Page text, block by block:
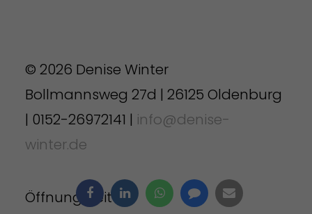
© 2026 Denise Winter
Bollmannsweg 27d | 26125 Oldenburg
| 0152-26972141 | info@denise-
winter.de
Öffnungszeiten: